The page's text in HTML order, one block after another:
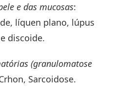
e das mucosas:
líquen plano, lúpus
discoide.
(granulomatose
Sarcoidose.